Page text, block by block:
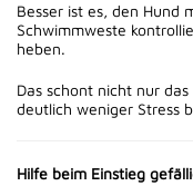
Besser ist es, den Hund
Schwimmweste
heben.
Das schont nicht nur
deutlich weniger Stress
Hilfe beim Einstieg